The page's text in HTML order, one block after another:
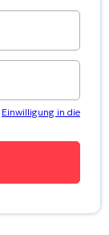
Einwilligung in die